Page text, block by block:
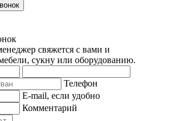
свяжется с вами и
сукну или оборудованию.
Телефон
E-mail, если удобно
Комментарий